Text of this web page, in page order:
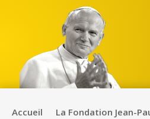
Accueil La Fondation Jean-